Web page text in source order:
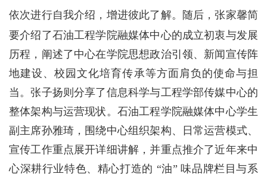
依次进行自我介绍，增进彼此了解。
随后，张家馨简
要介绍了石油工程学院融媒体中心的成立初衷与发展
历程，阐述了中心在学院思想政治引领、新闻宣传阵
地建设、校园文化培育传承等方面肩负的使命与担
当。张子扬则分享了信息科学与工程学部传媒中心的
整体架构与运营现状。石油工程学院融媒体中心学生
副主席孙雅琦，围绕中心组织架构、日常运营模式、
宣传工作重点展开详细讲解，并重点推介了近年来中
心深耕行业特色、精心打造的 “油” 味品牌栏目与系